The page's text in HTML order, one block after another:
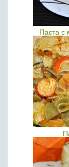
Паста с